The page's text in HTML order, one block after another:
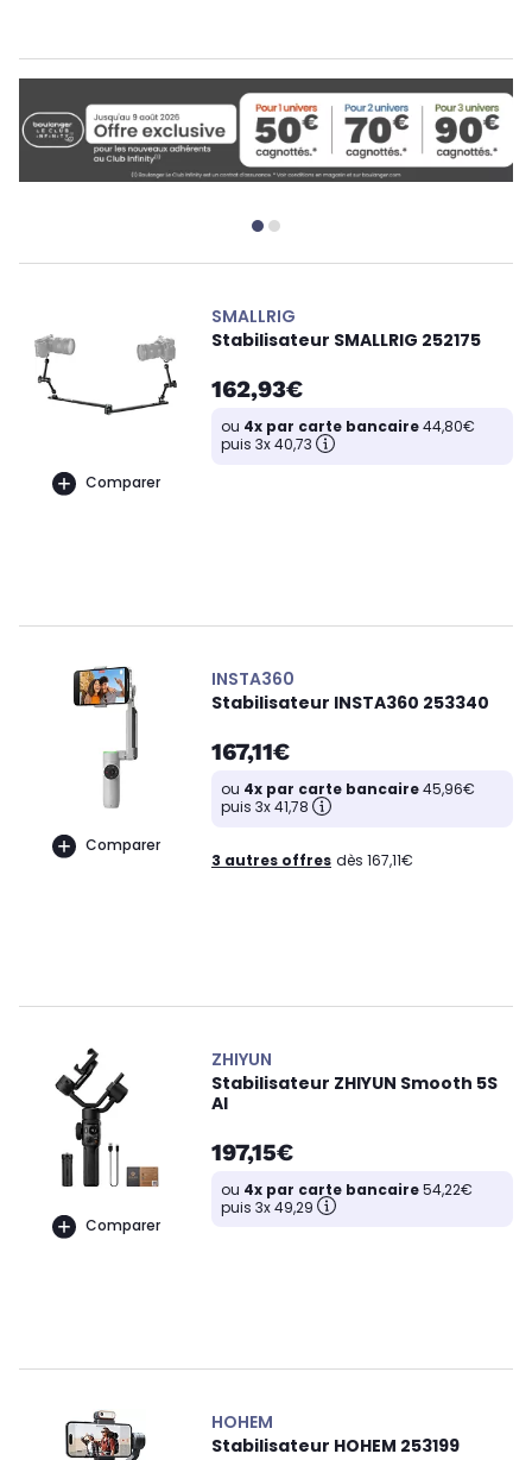
Comparer
SMALLRIG
Stabilisateur SMALLRIG 252175
162,93€
ou 4x par carte bancaire44,80€
puis 3x 40,73
Comparer
INSTA360
Stabilisateur INSTA360 253340
167,11€
ou 4x par carte bancaire45,96€
puis 3x 41,78
3 autres offres dès 167,11€
Comparer
ZHIYUN
Stabilisateur ZHIYUN Smooth 5S
AI
197,15€
ou 4x par carte bancaire54,22€
puis 3x 49,29
HOHEM
Stabilisateur HOHEM 253199